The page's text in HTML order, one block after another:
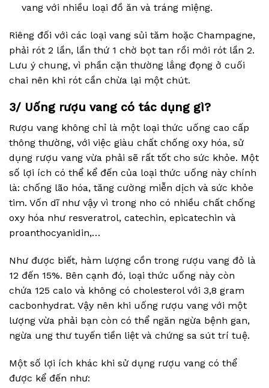
vang với nhiều loại đồ ăn và tráng miệng.
Riêng đối với các loại vang sủi tăm hoặc Champagne,
phải rót 2 lần, lần thứ 1 chờ bọt tan rồi mới rót lần 2.
Lưu ý chung, vì phần cặn thường lắng đọng ở cuối
chai nên khi rót cần chừa lại một chút.
3/ Uống rượu vang có tác dụng gì?
Rượu vang không chỉ là một loại thức uống cao cấp
thông thường, với việc giàu chất chống oxy hóa, sử
dụng rượu vang vừa phải sẽ rất tốt cho sức khỏe. Một
số lợi ích có thể kể đến của loại thức uống này chính
là: chống lão hóa, tăng cường miễn dịch và sức khỏe
tim. Vốn dĩ như vậy vì trong nho có nhiều chất chống
oxy hóa như resveratrol, catechin, epicatechin và
proanthocyanidin,…
Như được biết, hàm lượng cồn trong rượu vang đỏ là
12 đến 15%. Bên cạnh đó, loại thức uống này còn
chứa 125 calo và không có cholesterol với 3,8 gram
cacbonhydrat. Vậy nên khi uống rượu vang với một
lượng vừa phải bạn còn có thể ngăn ngừa bệnh gan,
ngừa ung thư tuyến tiền liệt và chứng sa sút trí tuệ.
Một số lợi ích khác khi sử dụng rượu vang có thể
được kể đến như: